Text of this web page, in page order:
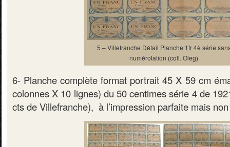
5 – Villefranche Détail Planche 1fr 4è série
numérotation (coll. Oleg)
6- Planche complète format portrait 45 X 59 cm
colonnes X 10 lignes) du 50 centimes série 4 de
cts de Villefranche), à l’impression parfaite mais